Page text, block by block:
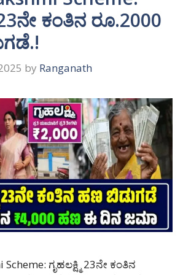
23ನೇ ಕಂತಿನ ರೂ.2000
by Ranganath
ಗೃಹಲಕ್ಷ್ಮಿ 23ನೇ ಕಂತಿನ